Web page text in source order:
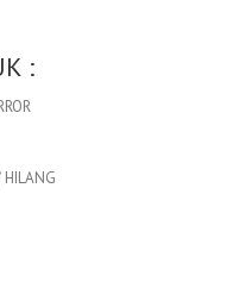
:
HILANG